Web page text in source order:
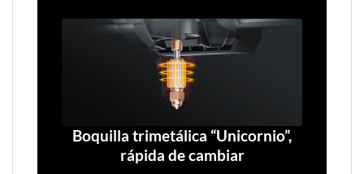
Boquilla trimetálica “Unicornio”,
rápida de cambiar